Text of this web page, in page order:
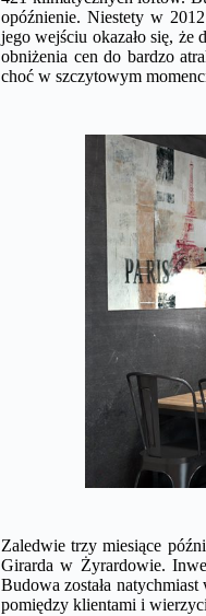
opóźnienie. Niestety w
jego wejściu okazało się, że
obniżenia cen do bardzo
choć w szczytowym
Zaledwie trzy miesiące
Girarda w Żyrardowie.
Budowa została
pomiędzy klientami i